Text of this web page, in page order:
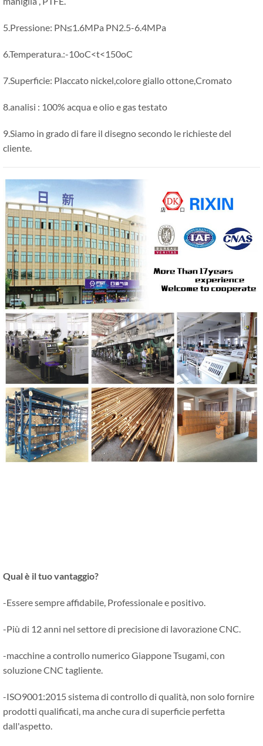
5.Pressione: PN≤1.6MPa PN2.5-6.4MPa
6.Temperatura.:-10oC<t<150oC
7.Superficie: Placcato nickel,colore giallo ottone,Cromato
8.analisi : 100% acqua e olio e gas testato
9.Siamo in grado di fare il disegno secondo le richieste del
cliente.
Qual è il tuo vantaggio?
-Essere sempre affidabile, Professionale e positivo.
-Più di 12 anni nel settore di precisione di lavorazione CNC.
-macchine a controllo numerico Giappone Tsugami, con
soluzione CNC tagliente.
-ISO9001:2015 sistema di controllo di qualità, non solo fornire
prodotti qualificati, ma anche cura di superficie perfetta
dall'aspetto.